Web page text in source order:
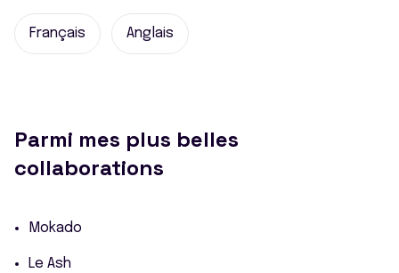
Français Anglais
Parmi mes plus belles
collaborations
Mokado
Le Ash